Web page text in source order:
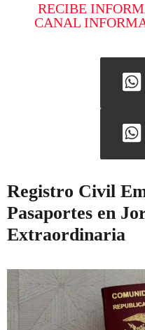
RECIBE
CANAL
Registro Civil
Pasaportes en
Extraordinaria